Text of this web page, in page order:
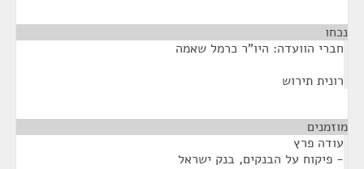
נכחו
חברי הוועדה: היו"ר כרמל שאמה
רונית תירוש
מוזמנים
עודה פרץ
- פיקוח על הבנקים, בנק ישראל